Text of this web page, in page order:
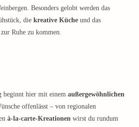
Besonders gelobt werden das
die kreative Küche und das
Ruhe zu kommen.
beginnt hier mit einem außergewöhnlichen
offenlässt – von regionalen
à-la-carte-Kreationen wirst du rundum